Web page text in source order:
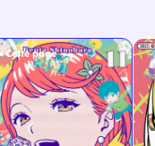
Cette page